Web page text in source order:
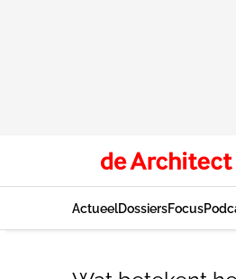
ActueelDossiersFocus